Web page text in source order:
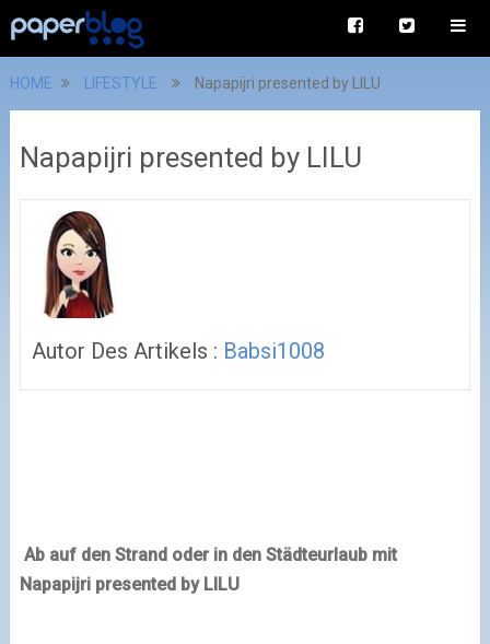
HOME LIFESTYLE Napapijri presented by LILU
Napapijri presented by LILU
Autor Des Artikels : Babsi1008
Ab auf den Strand oder in den Städteurlaub mit
Napapijripresented by LILU